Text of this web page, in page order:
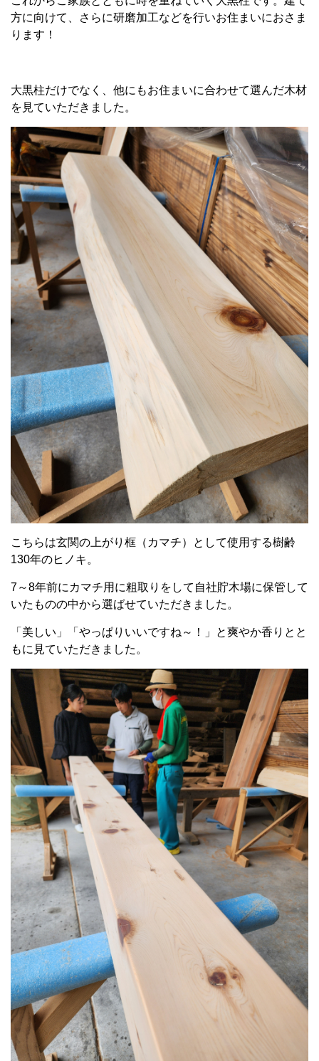
方に向けて、さらに研磨加工などを行いお住まいにおさま
ります！
大黒柱だけでなく、他にもお住まいに合わせて選んだ木材
を見ていただきました。
こちらは玄関の上がり框（カマチ）として使用する樹齢
130年のヒノキ。
7～8年前にカマチ用に粗取りをして自社貯木場に保管して
いたものの中から選ばせていただきました。
「美しい」「やっぱりいいですね～！」と爽やか香りとと
もに見ていただきました。